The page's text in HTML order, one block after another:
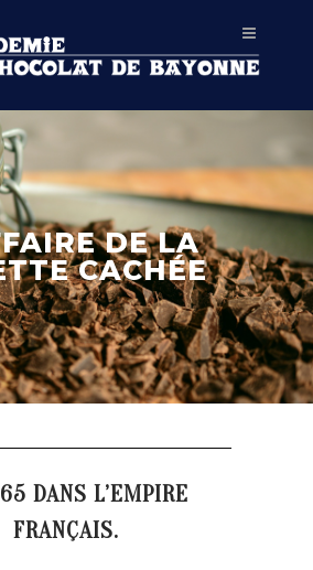
DE LA
CACHÉE
DANS L’EMPIRE
FRANÇAIS.